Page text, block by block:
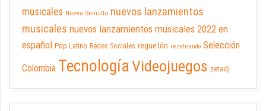
musicales Nuevo Sencillo nuevos lanzamientos
musicales nuevos lanzamientos musicales 2022 en
español Pop Latino Redes Sociales reguetón rezeteando Selección
Colombia TecnologíaVideojuegos zetadj